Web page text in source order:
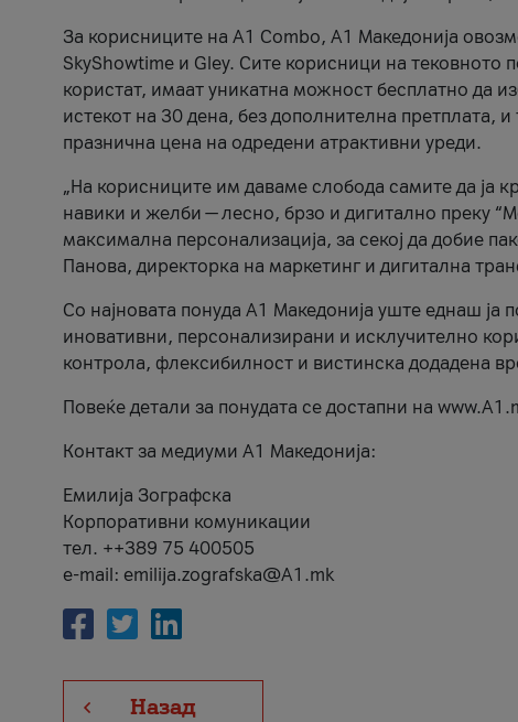
За корисниците на A1 Combo, А1 Македонија
SkyShowtime и Gley. Сите корисници на
користат, имаат уникатна можност бесплатно да
истекот на 30 дена, без дополнителна претплата,
празнична цена на одредени атрактивни уреди.
„На корисниците им даваме слобода самите да ја
навики и желби — лесно, брзо и дигитално преку
максимална персонализација, за секој да добие
Панова, директорка на маркетинг и дигитална
Со најновата понуда А1 Македонија уште еднаш ја
иновативни, персонализирани и исклучително
контрола, флексибилност и вистинска додадена
Повеќе детали за понудата се достапни на
Контакт за медиуми А1 Македонија:
Емилија Зографска
Корпоративни комуникации
тел. ++389 75 400505
e-mail: emilija.zografska@A1.mk
Назад